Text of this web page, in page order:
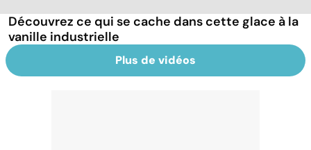
Découvrez ce qui se cache dans cette glace à la
vanille industrielle
Plus de vidéos